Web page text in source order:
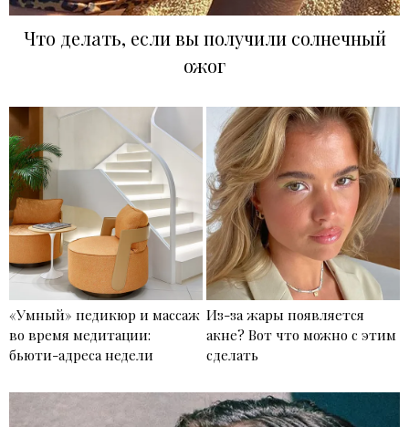
Что делать, если вы получили солнечный
ожог
«Умный» педикюр и массаж
во время медитации:
бьюти-адреса недели
Из-за жары появляется
акне? Вот что можно с этим
сделать